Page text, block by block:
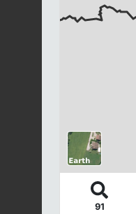
91